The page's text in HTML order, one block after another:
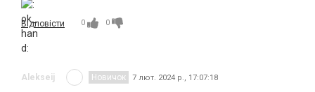
Відповісти 0 0
Alekseij Новичок 7 лют. 2024 р., 17:07:18